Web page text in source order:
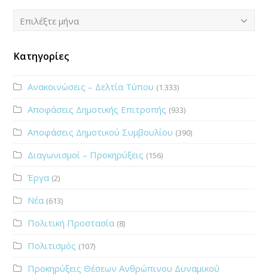
Ιστορικό
Επιλέξτε μήνα
Κατηγορίες
Ανακοινώσεις – Δελτία Τύπου (1.333)
Αποφάσεις Δημοτικής Επιτροπής (933)
Αποφάσεις Δημοτικού Συμβουλίου (390)
Διαγωνισμοί – Προκηρύξεις (156)
Έργα (2)
Νέα (613)
Πολιτική Προστασία (8)
Πολιτισμός (107)
Προκηρύξεις Θέσεων Ανθρώπινου Δυναμικού